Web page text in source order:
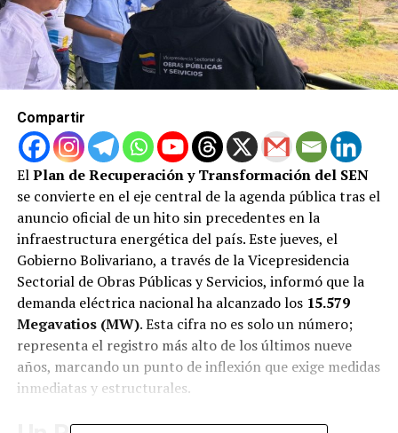
Compartir
ElPlan de Recuperación y Transformación del SEN
se convierte en el eje central de la agenda pública tras el
anuncio oficial de un hito sin precedentes en la
infraestructura energética del país. Este jueves, el
Gobierno Bolivariano, a través de la Vicepresidencia
Sectorial de Obras Públicas y Servicios, informó que la
demanda eléctrica nacional ha alcanzado los 15.579
Megavatios (MW). Esta cifra no es solo un número;
representa el registro más alto de los últimos nueve
años, marcando un punto de inflexión que exige medidas
inmediatas y estructurales.